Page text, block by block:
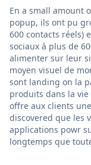
En a small amount
popup, ils ont pu
600 contacts réels)
sociaux à plus de
alimenter sur leur
moyen visuel de
sont landing on la
produits dans la
offre aux clients
discovered que les
applications powr
longtemps que